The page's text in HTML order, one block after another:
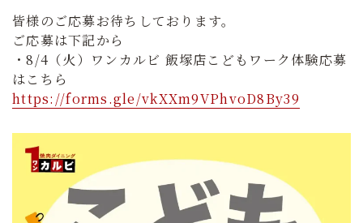
皆様のご応募お待ちしております。
ご応募は下記から
・8/4（火）ワンカルビ 飯塚店こどもワーク体験応募
はこちら
https://forms.gle/vkXXm9VPhvoD8By39